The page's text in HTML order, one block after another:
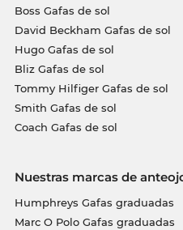
Boss Gafas de sol
David Beckham Gafas de sol
Hugo Gafas de sol
Bliz Gafas de sol
Tommy Hilfiger Gafas de sol
Smith Gafas de sol
Coach Gafas de sol
Nuestras marcas de
Humphreys Gafas graduadas
Marc O Polo Gafas graduadas